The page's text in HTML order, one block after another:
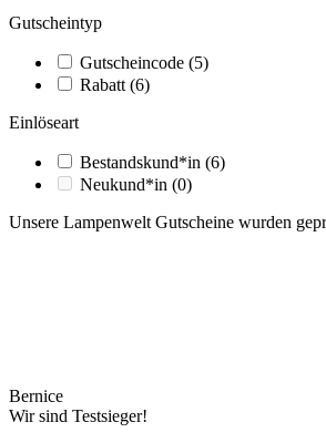
Gutscheintyp
Gutscheincode (5)
Rabatt (6)
Einlöseart
Bestandskund*in (6)
Neukund*in (0)
Unsere Lampenwelt Gutscheine wurden
Bernice
Wir sind Testsieger!